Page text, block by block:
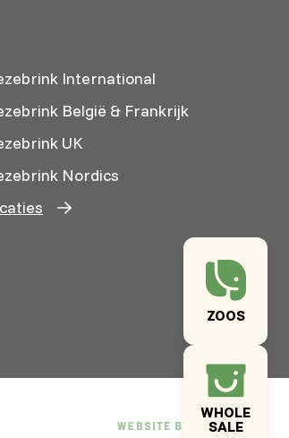
ZOOS
WHOLE
SALE
International
België & Frankrijk
UK
Nordics